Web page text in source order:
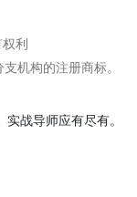
利
机构的注册商标。
战导师应有尽有。